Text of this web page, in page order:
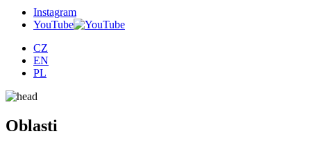
Instagram
YouTube
CZ
EN
PL
Oblasti